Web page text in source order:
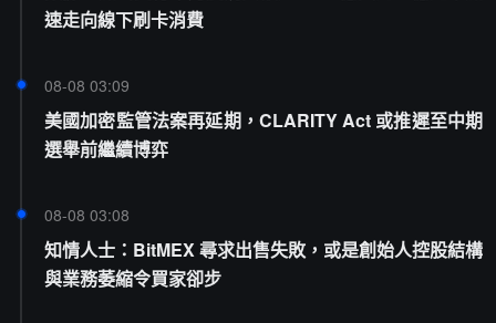
速走向線下刷卡消費
08-08 03:09
美國加密監管法案再延期，CLARITY Act 或推遲至中期
選舉前繼續博弈
08-08 03:08
知情人士：BitMEX 尋求出售失敗，或是創始人控股結構
與業務萎縮令買家卻步